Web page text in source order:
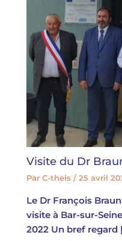
Visite du Dr
ParC-theis/25 avril
Le Dr François
visite à Bar-sur-
2022 Un bref regard